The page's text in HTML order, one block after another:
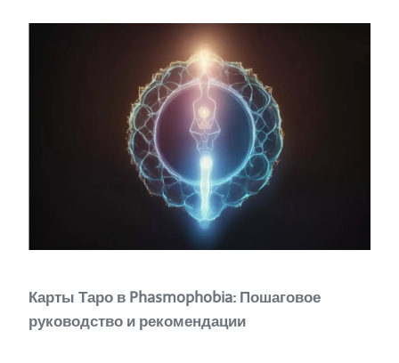
Карты Таро в Phasmophobia: Пошаговое
руководство и рекомендации